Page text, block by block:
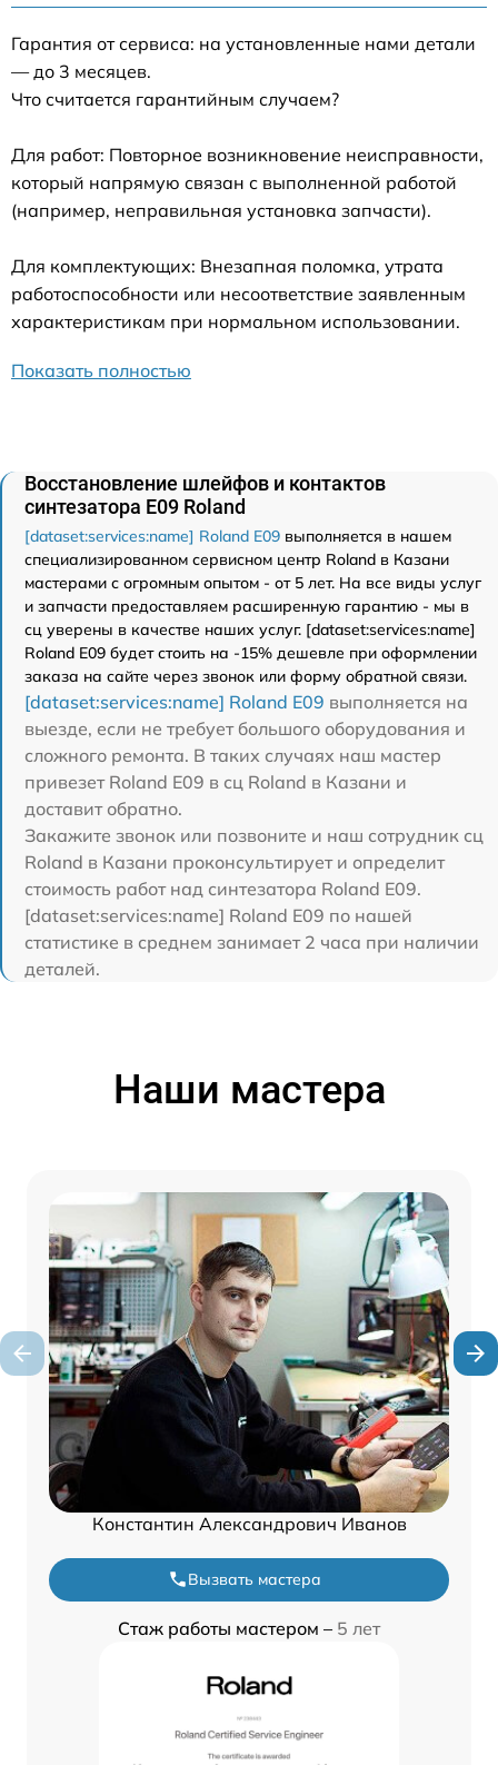
Гарантия от сервиса: на установленные нами детали
— до 3 месяцев.
Что считается гарантийным случаем?
Для работ: Повторное возникновение неисправности,
который напрямую связан с выполненной работой
(например, неправильная установка запчасти).
Для комплектующих: Внезапная поломка, утрата
работоспособности или несоответствие заявленным
характеристикам при нормальном использовании.
Показать полностью
Восстановление шлейфов и контактов
синтезатора E09 Roland
[dataset:services:name] Roland E09 выполняется в нашем
специализированном сервисном центр Roland в Казани
мастерами с огромным опытом - от 5 лет. На все виды услуг
и запчасти предоставляем расширенную гарантию - мы в
сц уверены в качестве наших услуг. [dataset:services:name]
Roland E09 будет стоить на -15% дешевле при оформлении
заказа на сайте через звонок или форму обратной связи.
[dataset:services:name] Roland E09 выполняется на
выезде, если не требует большого оборудования и
сложного ремонта. В таких случаях наш мастер
привезет Roland E09 в сц Roland в Казани и
доставит обратно.
Закажите звонок или позвоните и наш сотрудник сц
Roland в Казани проконсультирует и определит
стоимость работ над синтезатора Roland E09.
[dataset:services:name] Roland E09 по нашей
статистике в среднем занимает 2 часа при наличии
деталей.
Наши мастера
Константин Александрович Иванов
Вызвать мастера
Стаж работы мастером – 5 лет